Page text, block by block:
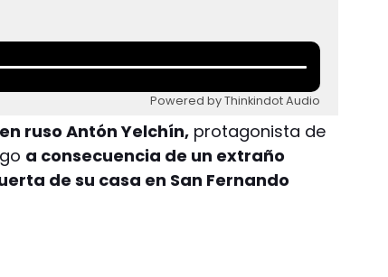
Powered by Thinkindot Audio
ruso Antón Yelchín, protagonista de
a consecuencia de un extraño
de su casa en San Fernando